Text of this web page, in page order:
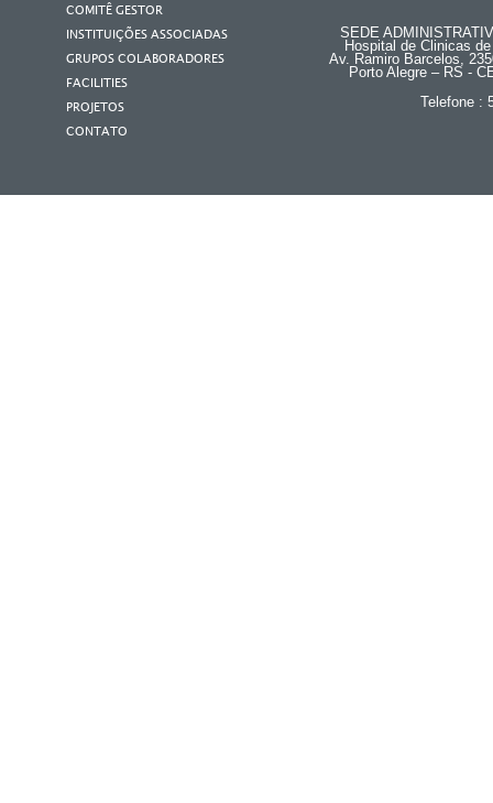
COMITÊ GESTOR
INSTITUIÇÕES ASSOCIADAS
GRUPOS COLABORADORES
FACILITIES
PROJETOS
CONTATO
SEDE
Hospital de Clinicas
Av. Ramiro Barcelos,
Porto Alegre – RS -
Telefone :